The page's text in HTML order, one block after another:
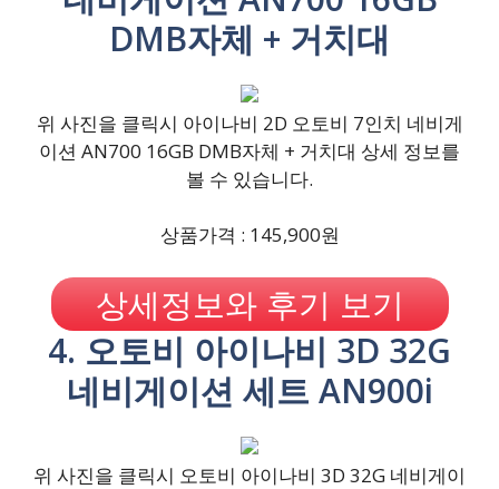
DMB자체 + 거치대
위 사진을 클릭시 아이나비 2D 오토비 7인치 네비게
이션 AN700 16GB DMB자체 + 거치대 상세 정보를
볼 수 있습니다.
상품가격 : 145,900원
상세정보와 후기 보기
4. 오토비 아이나비 3D 32G
네비게이션 세트 AN900i
위 사진을 클릭시 오토비 아이나비 3D 32G 네비게이